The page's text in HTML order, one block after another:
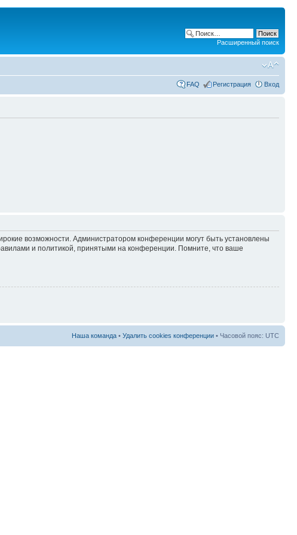
Расширенный поиск
FAQ Регистрация Вход
возможности. Администратором конференции могут быть установлены
и политикой, принятыми на конференции. Помните, что ваше
Наша команда • Удалить cookies конференции • Часовой пояс: UTC